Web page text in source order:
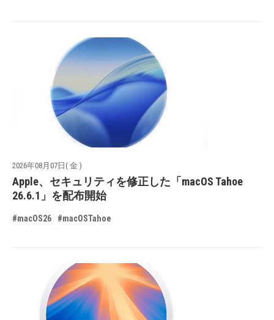
2026年08月07日( 金 )
Apple、セキュリティを修正した「macOS Tahoe
26.6.1」を配布開始
#macOS26 #macOSTahoe